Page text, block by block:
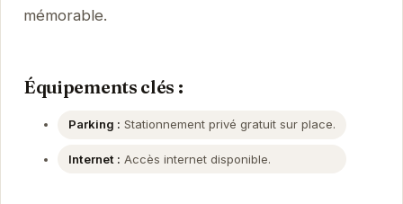
mémorable.
Équipements clés :
Parking : Stationnement privé gratuit sur place.
Internet : Accès internet disponible.